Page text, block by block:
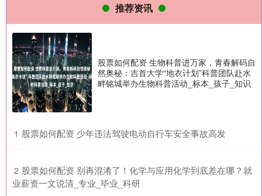
推荐资讯
股票如何配资 生物科普进万家，青春解码自
然奥秘：吉首大学“地衣计划”科普团队赴水
畔铭城举办生物科普活动_标本_孩子_知识
1 ​股票如何配资 少年违法驾驶电动自行车安全事故高发
2 ​股票如何配资 别再混淆了！化学与应用化学到底差在哪？就
业薪资一文说清_专业_毕业_科研